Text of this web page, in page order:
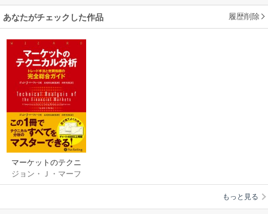
あなたがチェックした作品 履歴削除
マーケットのテクニ
カル分析
ジョン・Ｊ・マーフ
ィー
もっと見る